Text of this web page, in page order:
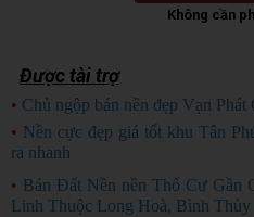
Không cần
Được tài trợ
• Chủ ngộp bán nền đẹp Vạn Phát
• Nền cực đẹp giá tốt khu Tân
ra nhanh
• Bán Đất Nền nền Thổ Cư Gần
Linh Thuộc Long Hoà, Bình Thủy